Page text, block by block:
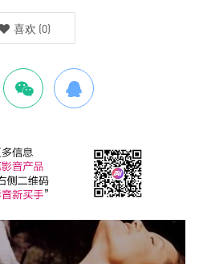
喜欢 (0)